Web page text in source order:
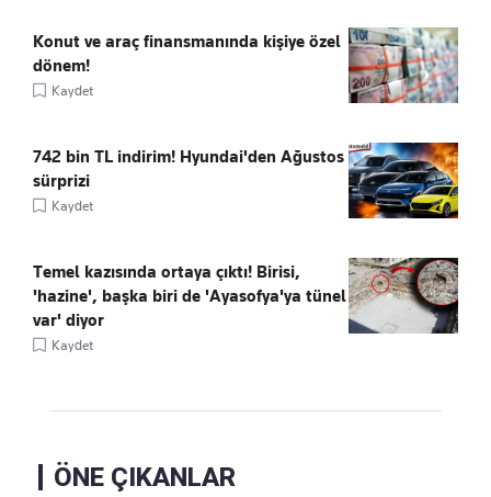
Konut ve araç finansmanında kişiye özel
dönem!
Kaydet
742 bin TL indirim! Hyundai'den Ağustos
sürprizi
Kaydet
Temel kazısında ortaya çıktı! Birisi,
'hazine', başka biri de 'Ayasofya'ya tünel
var' diyor
Kaydet
ÖNE ÇIKANLAR